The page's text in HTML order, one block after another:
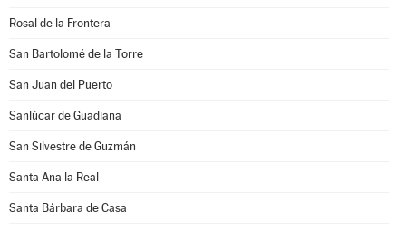
Rosal de la Frontera
San Bartolomé de la Torre
San Juan del Puerto
Sanlúcar de Guadiana
San Silvestre de Guzmán
Santa Ana la Real
Santa Bárbara de Casa